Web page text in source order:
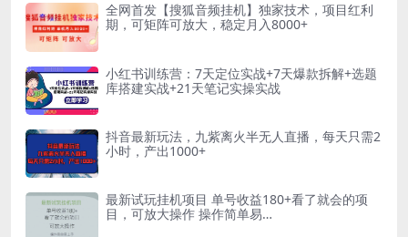
全网首发【搜狐音频挂机】独家技术，项目红利
期，可矩阵可放大，稳定月入8000+
小红书训练营：7天定位实战+7天爆款拆解+选题
库搭建实战+21天笔记实操实战
抖音最新玩法，九紫离火半无人直播，每天只需2
小时，产出1000+
最新试玩挂机项目 单号收益180+看了就会的项
目，可放大操作 操作简单易…